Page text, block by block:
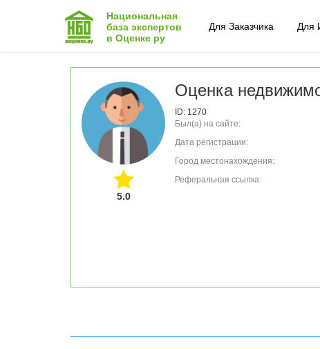
Национальная
база экспертов
в Оценке ру
Для Заказчика Для
5.0
Оценка
ID: 1270
Был(а) на сайте:
Дата регистрации:
Город местонахождения:
Реферальная ссылка: